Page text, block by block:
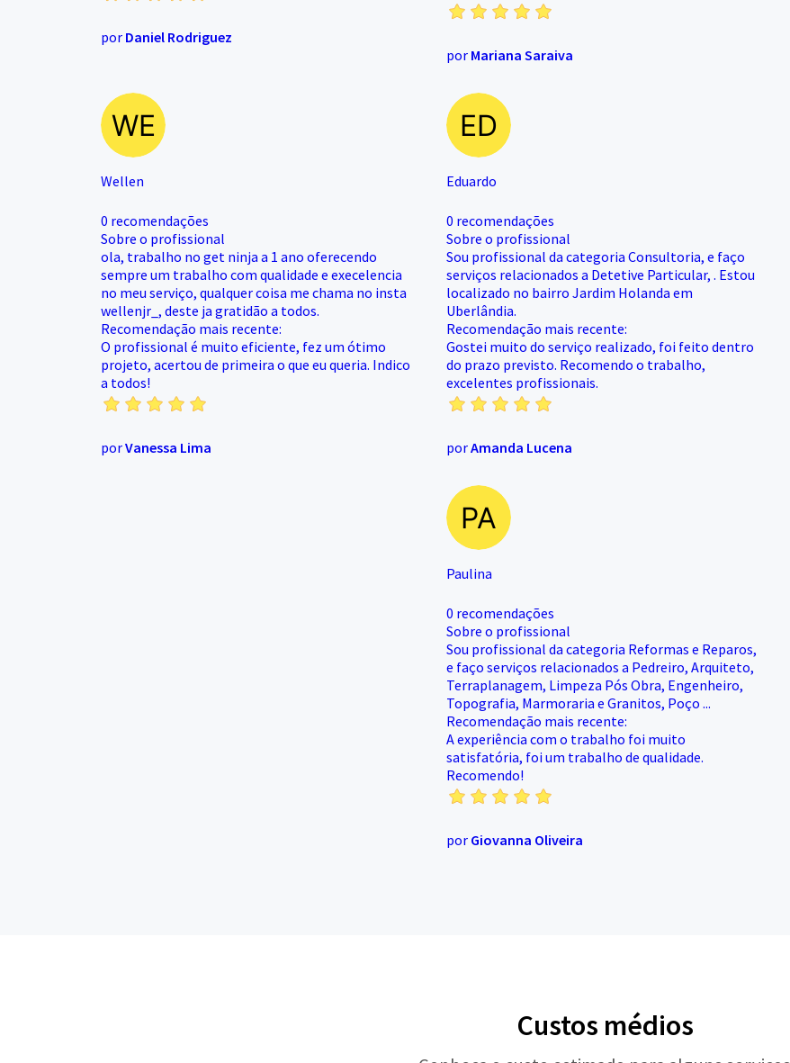
por Daniel Rodriguez
por Mariana Saraiva
Wellen
0 recomendações
Sobre o profissional
ola, trabalho no get ninja a 1 ano oferecendo
sempre um trabalho com qualidade e execelencia
no meu serviço, qualquer coisa me chama no insta
wellenjr_, deste ja gratidão a todos.
Recomendação mais recente:
O profissional é muito eficiente, fez um ótimo
projeto, acertou de primeira o que eu queria. Indico
a todos!
porVanessa Lima
Eduardo
0 recomendações
Sobre o profissional
Sou profissional da categoria Consultoria, e faço
serviços relacionados a Detetive Particular, . Estou
localizado no bairro Jardim Holanda em
Uberlândia.
Recomendação mais recente:
Gostei muito do serviço realizado, foi feito dentro
do prazo previsto. Recomendo o trabalho,
excelentes profissionais.
porAmanda Lucena
Paulina
0 recomendações
Sobre o profissional
Sou profissional da categoria Reformas e Reparos,
e faço serviços relacionados a Pedreiro, Arquiteto,
Terraplanagem, Limpeza Pós Obra, Engenheiro,
Topografia, Marmoraria e Granitos, Poço ...
Recomendação mais recente:
A experiência com o trabalho foi muito
satisfatória, foi um trabalho de qualidade.
Recomendo!
por Giovanna Oliveira
Custos médios